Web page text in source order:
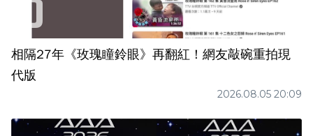
相隔27年《玫瑰瞳鈴眼》再翻紅！網友敲碗重拍現
代版
2026.08.05 20:09